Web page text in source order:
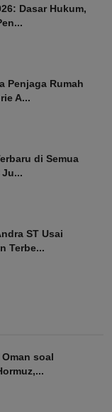
Dasar Hukum,
Penjaga Rumah
A...
di Semua
Ju...
ST Usai
Terbe...
soal